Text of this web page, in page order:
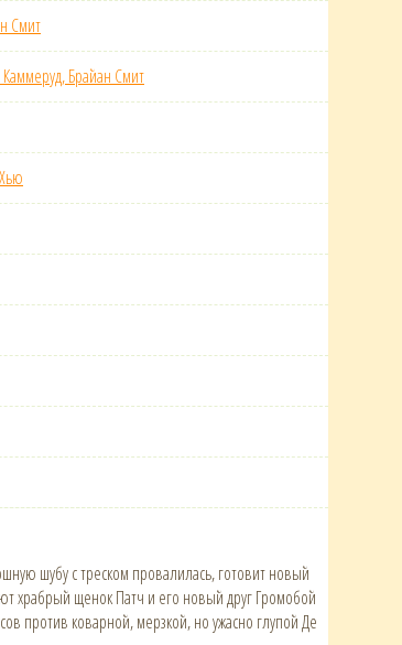
Смит
Брайан Смит
шубу с треском провалилась, готовит новый
храбрый щенок Патч и его новый друг Громобой
против коварной, мерзкой, но ужасно глупой Де